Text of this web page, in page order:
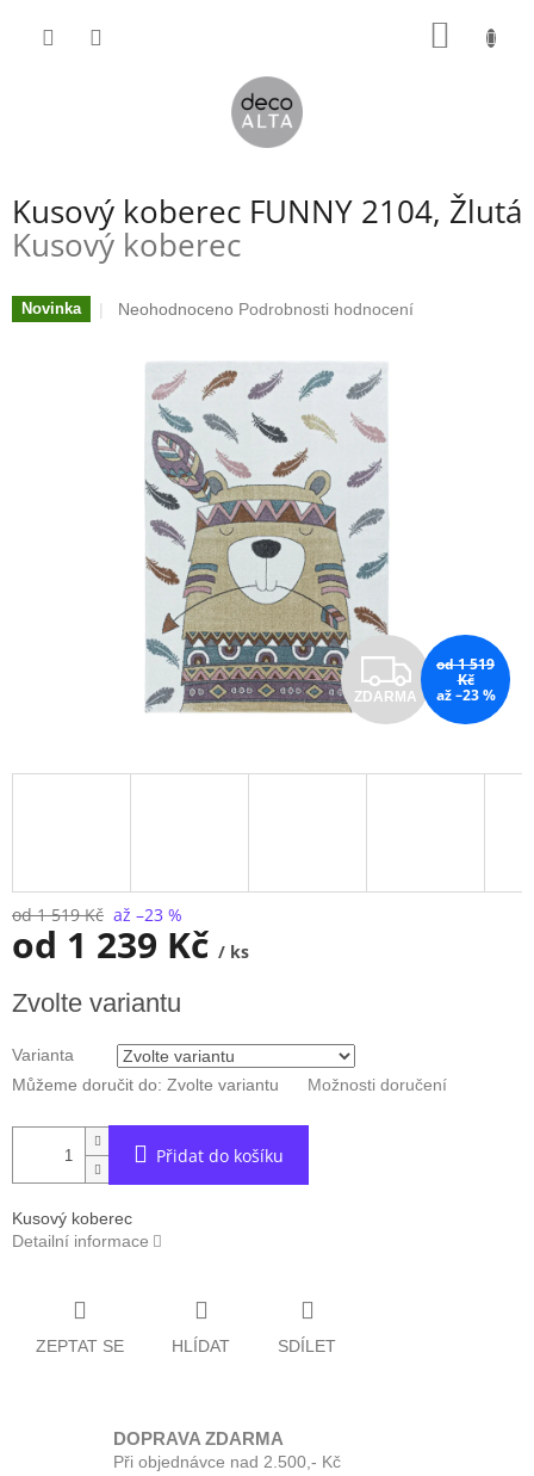
Kusový koberec FUNNY 2104, Žlutá
Kusový koberec
Novinka
Průměrné
hvězdiček.
Neohodnoceno Podrobnosti hodnocení
Z
D
A
ZDARMA
od 1 519
Kč
až –23 %
od 1 519 Kč až –23 %
od 1 239 Kč / ks
cena:
Zvolte variantu
Varianta
Můžeme doručit do: Zvolte variantu Možnosti doručení
Přidat do košíku
Kusový koberec
Detailní informace
ZEPTAT SE HLÍDAT SDÍLET
DOPRAVA ZDARMA
Při objednávce nad 2.500,- Kč